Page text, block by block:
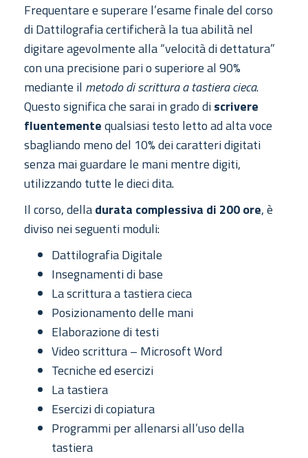
Frequentare e superare l’esame finale del corso
di Dattilografia certificherà la tua abilità nel
digitare agevolmente alla “velocità di dettatura”
con una precisione pari o superiore al 90%
mediante il metodo di scrittura a tastiera cieca.
Questo significa che sarai in grado discrivere
fluentementequalsiasi testo letto ad alta voce
sbagliando meno del 10% dei caratteri digitati
senza mai guardare le mani mentre digiti,
utilizzando tutte le dieci dita.
Il corso, delladurata complessiva di 200 ore, è
diviso nei seguenti moduli:
Dattilografia Digitale
Insegnamenti di base
La scrittura a tastiera cieca
Posizionamento delle mani
Elaborazione di testi
Video scrittura – Microsoft Word
Tecniche ed esercizi
La tastiera
Esercizi di copiatura
Programmi per allenarsi all’uso della
tastiera